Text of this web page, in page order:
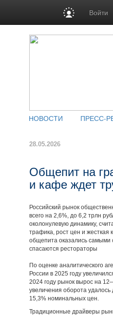
Войти
НОВОСТИ ПРЕСС-
28.05.2026
Общепит на
и кафе ждет
Российский рынок
всего на 2,6%, до 6,2 трлн
околонулевую динамику,
трафика, рост цен и жесткая
общепита оказались самыми
спасаются рестораторы
По оценке аналитического
России в 2025 году
2024 году рынок вырос на
увеличения оборота удалось
15,3% номинальных цен.
Традиционные драйверы